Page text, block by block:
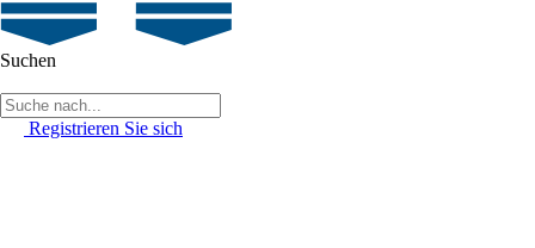
Suchen
Registrieren Sie sich